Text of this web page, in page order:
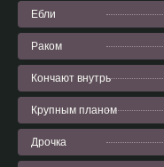
Ебли
Раком
Кончают внутрь
Крупным планом
Дрочка